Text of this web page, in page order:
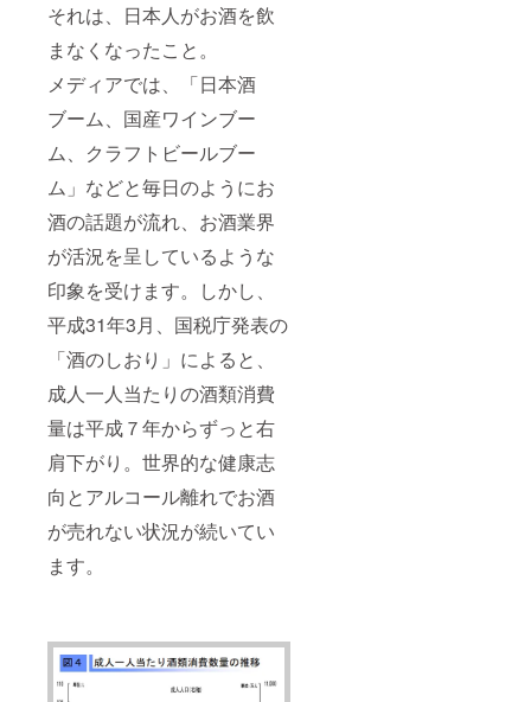
それは、日本人がお酒を飲
まなくなったこと。
メディアでは、「日本酒
ブーム、国産ワインブー
ム、クラフトビールブー
ム」などと毎日のようにお
酒の話題が流れ、お酒業界
が活況を呈しているような
印象を受けます。しかし、
平成31年3月、国税庁発表の
「酒のしおり」によると、
成人一人当たりの酒類消費
量は平成７年からずっと右
肩下がり。世界的な健康志
向とアルコール離れでお酒
が売れない状況が続いてい
ます。